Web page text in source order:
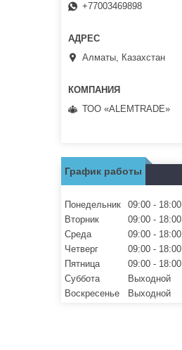
+77003469898
Алматы, Казахстан
ТОО «ALEMTRADE»
График работы
Понедельник 09:00 18:00
Вторник
09:00 18:00
Среда
09:00 18:00
Четверг
09:00 18:00
Пятница
09:00 18:00
Суббота
Выходной
Воскресенье
Выходной